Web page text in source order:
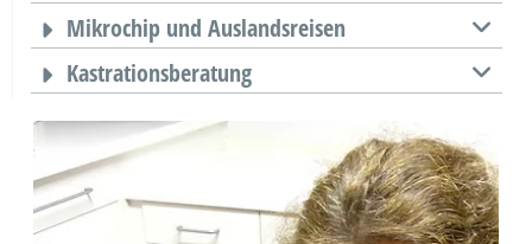
Mikrochip und Auslandsreisen
Kastrationsberatung